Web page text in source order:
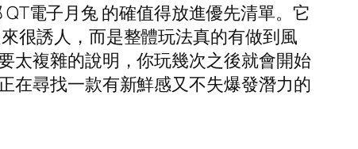
電子月兔 的確值得放進優先清單。它
很誘人，而是整體玩法真的有做到風
太複雜的說明，你玩幾次之後就會開始
在尋找一款有新鮮感又不失爆發潛力的